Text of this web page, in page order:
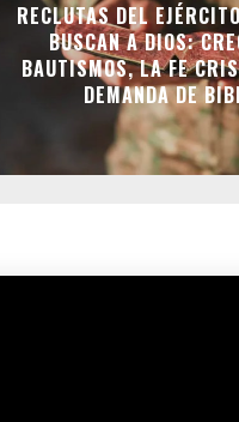
RECLUTAS DEL
BUSCAN A DIOS:
BAUTISMOS, LA FE
DEMANDA DE